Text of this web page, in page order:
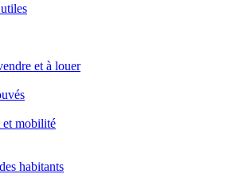
et à louer
et mobilité
habitants